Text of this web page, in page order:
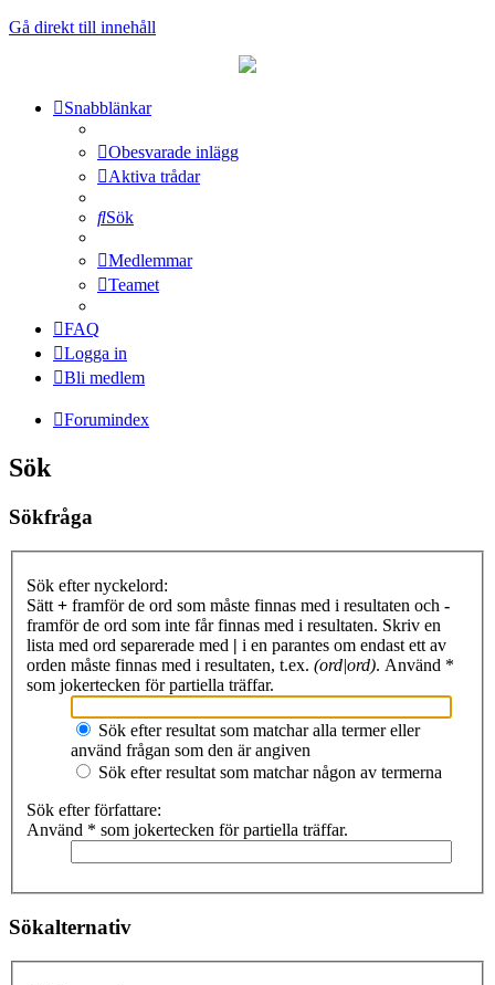
Gå direkt till innehåll
Snabblänkar
Obesvarade inlägg
Aktiva trådar
Sök
Medlemmar
Teamet
FAQ
Logga in
Bli medlem
Forumindex
Sök
Sökfråga
Sök efter nyckelord:
Sätt + framför de ord som måste finnas med i resultaten och -
framför de ord som inte får finnas med i resultaten. Skriv en
lista med ord separerade med | i en parantes om endast ett av
orden måste finnas med i resultaten, t.ex. (ord|ord). Använd *
som jokertecken för partiella träffar.
Sök efter resultat som matchar alla termer eller
använd frågan som den är angiven
Sök efter resultat som matchar någon av termerna
Sök efter författare:
Använd * som jokertecken för partiella träffar.
Sökalternativ